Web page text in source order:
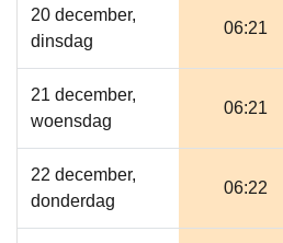
20 december,
dinsdag
06:21
21 december,
woensdag
06:21
22 december,
donderdag
06:22